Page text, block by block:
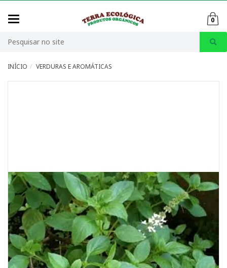
0
INÍCIO VERDURAS E AROMÁTICAS